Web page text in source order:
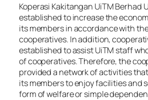
Koperasi Kakitangan UiTM Berhad
established to increase the
its members in accordance with
cooperatives. In addition,
established to assist UiTM staff
of cooperatives. Therefore, the
provided a network of activities
its members to enjoy facilities and
form of welfare or simple